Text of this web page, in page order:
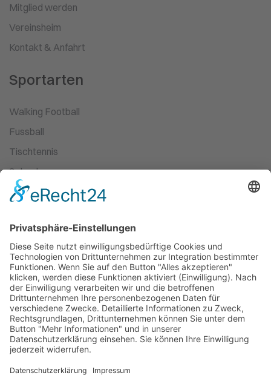
Mitglied werden
Vereinsheim
Kontakt & Anfahrt
Sportarten
Walking Football
Fussball
Tischtennis
Schach
Ski-Wandern
Kampfsport
Leichtathletik
Ballett
Schwimmen
Racketsport
Dart
Basketball